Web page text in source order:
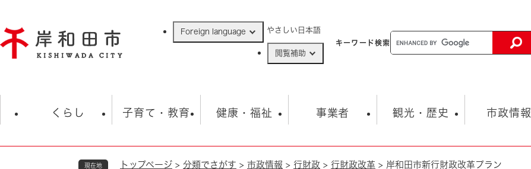
ジ
の
Foreign language やさしい日本語
閲覧補助
キーワード検索
くらし 子育て・教育 健康・福祉 事業者 観光・歴史 市政情報
現在地 トップページ > 分類でさがす > 市政情報 > 行財政 > 行財政改革 > 岸和田市新行財政改革プラン